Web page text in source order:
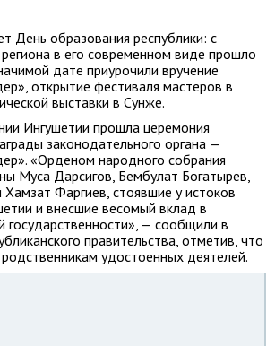
День образования республики: с
в его современном виде прошло
дате приурочили вручение
открытие фестиваля мастеров в
выставки в Сунже.
Ингушетии прошла церемония
законодательного органа —
«Орденом народного собрания
Муса Дарсигов, Бембулат Богатырев,
Фаргиев, стоявшие у истоков
и внесшие весомый вклад в
государственности», — сообщили в
правительства, отметив, что
удостоенных деятелей.